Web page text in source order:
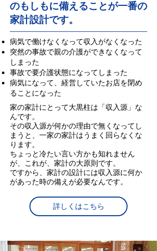
のもしもに備えることが一番の
家計設計です。
病気で働けなくなって収入がなくなった
突然の事故で親の介護ができなくなって
しまった
事故で要介護状態になってしまった
病気になって、経営していたお店を閉め
ることになった
家の家計にとって大黒柱は「収入源」な
んです。
その収入源が何かの理由で無くなってし
まうと、一家の家計はうまく回らなくな
ります。
​ちょっと冷たい言い方かも知れません
が、これが、家計の大原則です。
ですから、家計の設計には収入源に何か
があった時の備えが必要なんです。
詳しくはこちら